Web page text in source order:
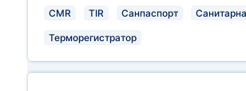
CMR TIR Санпаспорт
Терморегистратор